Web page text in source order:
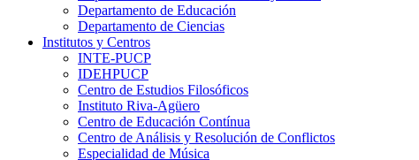
Departamento de Educación
Departamento de Ciencias
Institutos y Centros
INTE-PUCP
IDEHPUCP
Centro de Estudios Filosóficos
Instituto Riva-Agüero
Centro de Educación Contínua
Centro de Análisis y Resolución de Conflictos
Especialidad de Música